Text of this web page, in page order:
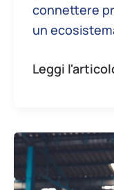
connettere
un
Leggi
Produzione
progetti